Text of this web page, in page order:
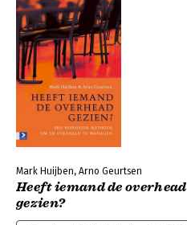
Mark Huijben, Arno Geurtsen
Heeft iemand de overhead
gezien?